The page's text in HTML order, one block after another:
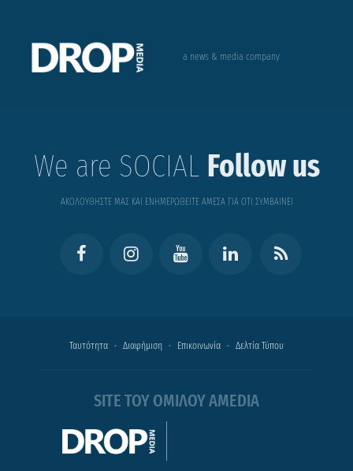
a news & media company
We are SOCIAL Follow us
ΑΚΟΛΟΥΘΗΣΤΕ ΜΑΣ ΚΑΙ ΕΝΗΜΕΡΩΘΕΙΤΕ ΑΜΕΣΑ ΓΙΑ ΟΤΙ ΣΥΜΒΑΙΝΕΙ
Ταυτότητα Διαφήμιση Επικοινωνία Δελτία Τύπου
SITE ΤΟΥ ΟΜΙΛΟΥ AMEDIA